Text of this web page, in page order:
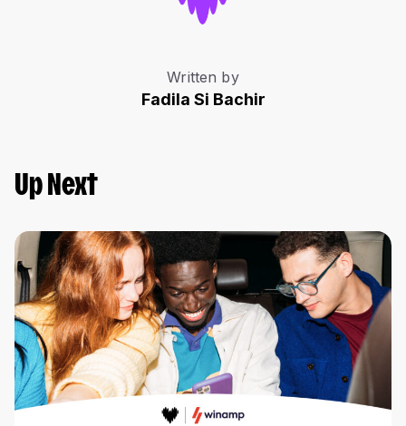
Written by
Fadila Si Bachir
Up Next